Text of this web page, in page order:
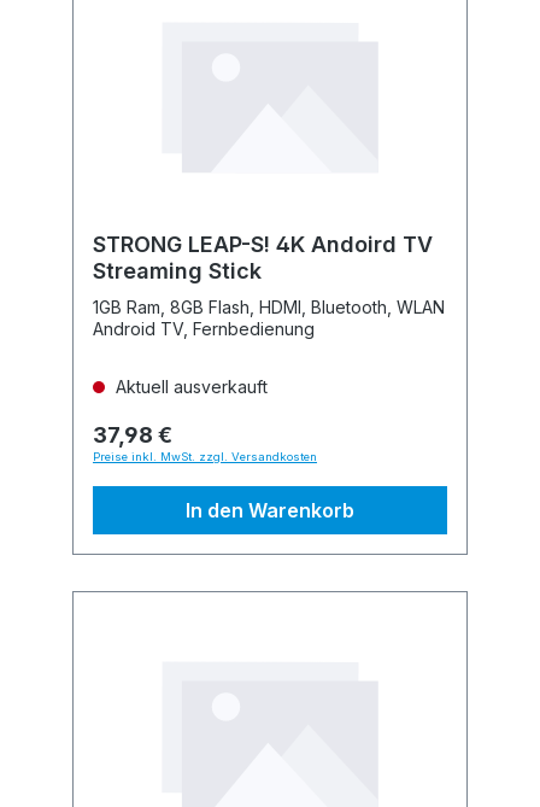
STRONG LEAP-S! 4K Andoird TV
Streaming Stick
1GB Ram, 8GB Flash, HDMI, Bluetooth, WLAN
Android TV, Fernbedienung
Aktuell ausverkauft
37,98 €
Preise inkl. MwSt. zzgl. Versandkosten
In den Warenkorb